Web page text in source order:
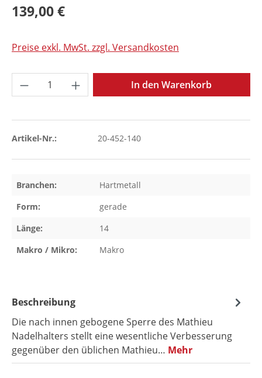
139,00 €
Preise exkl. MwSt. zzgl. Versandkosten
Produkt Anzahl: Gib den gewünschten
In den Warenkorb
Artikel-Nr.: 20-452-140
Branchen:
Hartmetall
Form:
gerade
Länge:
14
Makro / Mikro:
Makro
Beschreibung
Die nach innen gebogene Sperre des Mathieu
Nadelhalters stellt eine wesentliche Verbesserung
gegenüber den üblichen Mathieu… Mehr